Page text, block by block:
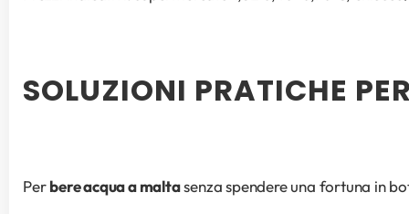
SOLUZIONI PRATICHE
Per bere acqua a malta senza spendere una fortuna in